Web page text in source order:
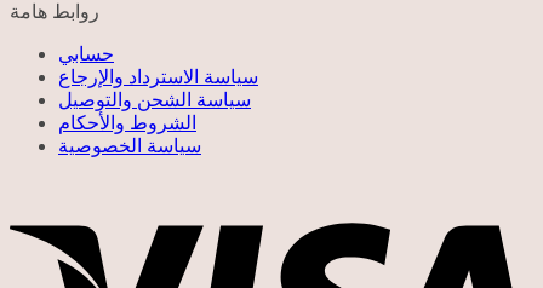
روابط هامة
حسابي
سياسة الاسترداد والإرجاع
سياسة الشحن والتوصيل
الشروط والأحكام
سياسة الخصوصية